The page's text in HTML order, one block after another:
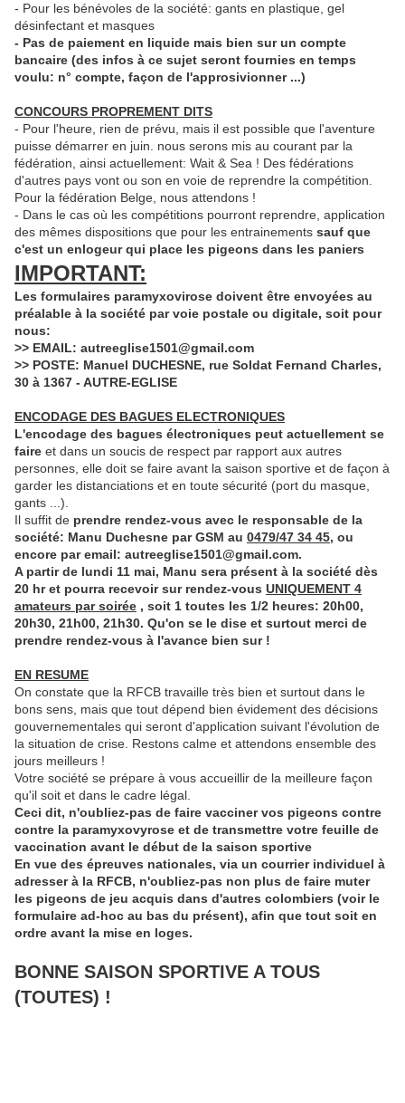
- Pour les bénévoles de la société: gants en plastique, gel
désinfectant et masques
- Pas de paiement en liquide mais bien sur un compte
bancaire (des infos à ce sujet seront fournies en temps
voulu: n° compte, façon de l'approsivionner ...)
CONCOURS PROPREMENT DITS
- Pour l'heure, rien de prévu, mais il est possible que l'aventure
puisse démarrer en juin. nous serons mis au courant par la
fédération, ainsi actuellement: Wait & Sea ! Des fédérations
d'autres pays vont ou son en voie de reprendre la compétition.
Pour la fédération Belge, nous attendons !
- Dans le cas où les compétitions pourront reprendre, application
des mêmes dispositions que pour les entrainements sauf que
c'est un enlogeur qui place les pigeons dans les paniers
IMPORTANT:
Les formulaires paramyxovirose doivent être envoyées au
préalable à la société par voie postale ou digitale, soit pour
nous:
>> EMAIL: autreeglise1501@gmail.com
>> POSTE: Manuel DUCHESNE, rue Soldat Fernand Charles,
30 à 1367 - AUTRE-EGLISE
ENCODAGE DES BAGUES ELECTRONIQUES
L'encodage des bagues électroniques peut actuellement se
faire et dans un soucis de respect par rapport aux autres
personnes, elle doit se faire avant la saison sportive et de façon à
garder les distanciations et en toute sécurité (port du masque,
gants ...).
Il suffit de prendre rendez-vous avec le responsable de la
société: Manu Duchesne par GSM au 0479/47 34 45, ou
encore par email: autreeglise1501@gmail.com.
A partir de lundi 11 mai, Manu sera présent à la société dès
20 hr et pourra recevoir sur rendez-vous UNIQUEMENT 4
amateurs par soirée , soit 1 toutes les 1/2 heures: 20h00,
20h30, 21h00, 21h30. Qu'on se le dise et surtout merci de
prendre rendez-vous à l'avance bien sur !
EN RESUME
On constate que la RFCB travaille très bien et surtout dans le
bons sens, mais que tout dépend bien évidement des décisions
gouvernementales qui seront d'application suivant l'évolution de
la situation de crise. Restons calme et attendons ensemble des
jours meilleurs !
Votre société se prépare à vous accueillir de la meilleure façon
qu'il soit et dans le cadre légal.
Ceci dit, n'oubliez-pas de faire vacciner vos pigeons contre
contre la paramyxovyrose et de transmettre votre feuille de
vaccination avant le début de la saison sportive
En vue des épreuves nationales, via un courrier individuel à
adresser à la RFCB, n'oubliez-pas non plus de faire muter
les pigeons de jeu acquis dans d'autres colombiers (voir le
formulaire ad-hoc au bas du présent), afin que tout soit en
ordre avant la mise en loges.
BONNE SAISON SPORTIVE A TOUS
(TOUTES) !